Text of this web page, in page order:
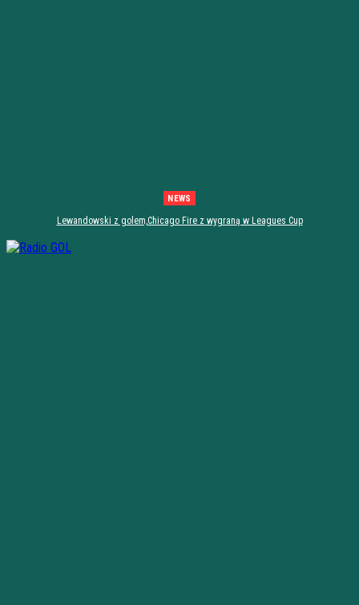
NEWS
Lewandowski z golem,Chicago Fire z wygraną w Leagues Cup